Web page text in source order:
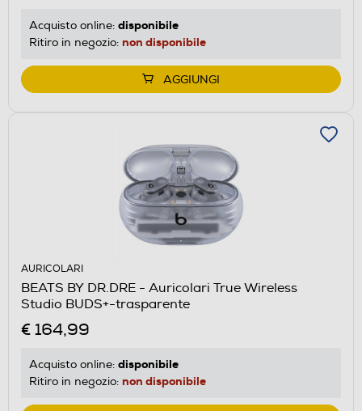
Acquisto online: disponibile
Ritiro in negozio: non disponibile
AGGIUNGI
AURICOLARI
BEATS BY DR.DRE - Auricolari True Wireless
Studio BUDS+-trasparente
€ 164,99
Acquisto online: disponibile
Ritiro in negozio: non disponibile